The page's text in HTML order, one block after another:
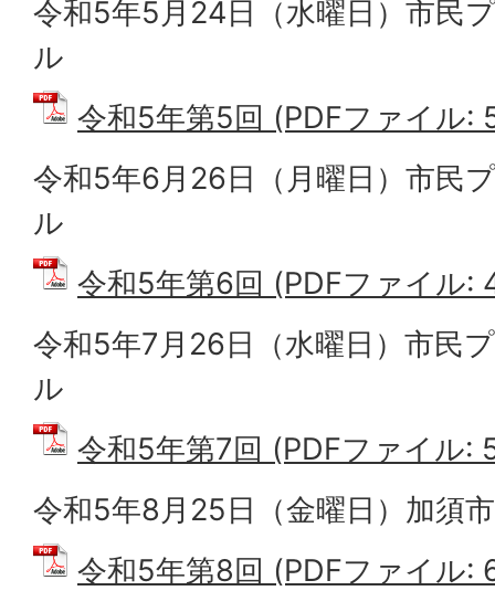
令和5年5月24日（水曜日）市民
ル
令和5年第5回 (PDFファイル:
令和5年6月26日（月曜日）市民
ル
令和5年第6回 (PDFファイル:
令和5年7月26日（水曜日）市民
ル
令和5年第7回 (PDFファイル:
令和5年8月25日（金曜日）加須
令和5年第8回 (PDFファイル: